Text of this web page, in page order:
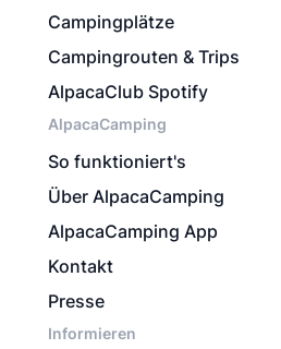
Campingplätze
Campingrouten & Trips
AlpacaClub Spotify
AlpacaCamping
So funktioniert's
Über AlpacaCamping
AlpacaCamping App
Kontakt
Presse
Informieren